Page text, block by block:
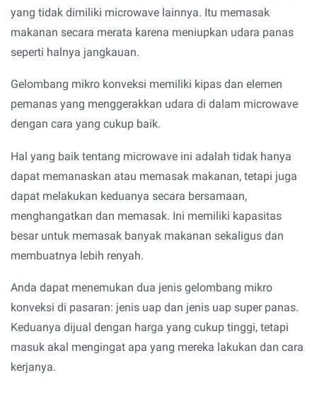
yang tidak dimiliki microwave lainnya. Itu memasak
makanan secara merata karena meniupkan udara panas
seperti halnya jangkauan.
Gelombang mikro konveksi memiliki kipas dan elemen
pemanas yang menggerakkan udara di dalam microwave
dengan cara yang cukup baik.
Hal yang baik tentang microwave ini adalah tidak hanya
dapat memanaskan atau memasak makanan, tetapi juga
dapat melakukan keduanya secara bersamaan,
menghangatkan dan memasak. Ini memiliki kapasitas
besar untuk memasak banyak makanan sekaligus dan
membuatnya lebih renyah.
Anda dapat menemukan dua jenis gelombang mikro
konveksi di pasaran: jenis uap dan jenis uap super panas.
Keduanya dijual dengan harga yang cukup tinggi, tetapi
masuk akal mengingat apa yang mereka lakukan dan cara
kerjanya.